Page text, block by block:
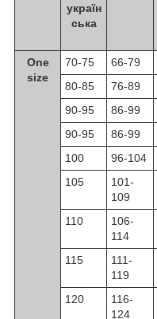
україн
ська
One
size
70-75 66-79
80-85
76-89
90-95
86-99
90-95
86-99
100
96-104
105
101-
109
110
106-
114
115
111-
119
120
116-
124